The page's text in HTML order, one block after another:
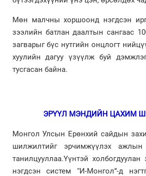
Мөн малчны хоршоонд нэгдсэн
зээлийн батлан даалтын сангаас
загварыг бүс нутгийн онцлогт
хуулийн дагуу үзүүлж буй
тусгасан байна.
ЭРҮҮЛ МЭНДИЙН ЦАХИМ
Монгол Улсын Ерөнхий сайдын
шилжилтийг эрчимжүүлэх
танилцууллаа.Үүнтэй
нэгдсэн систем “И-Монгол”-д